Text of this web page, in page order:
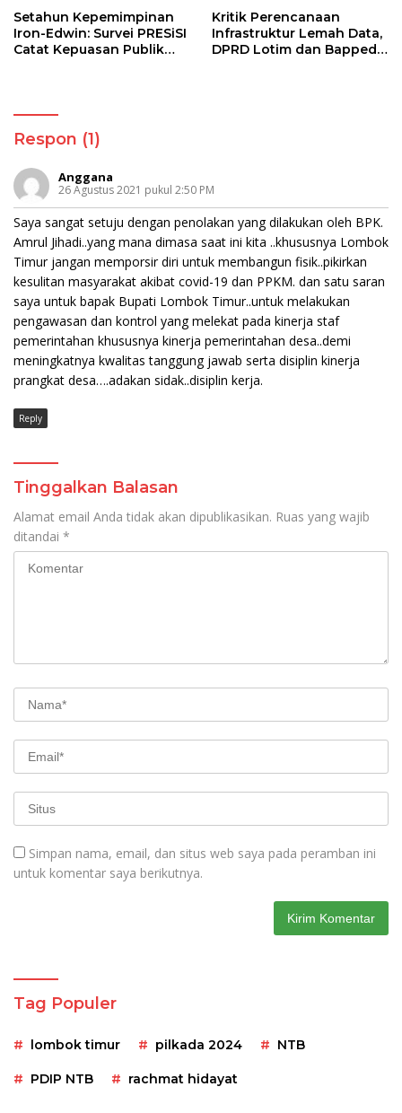
Sekadar Diklaim
Setahun Kepemimpinan
Iron-Edwin: Survei PRESiSI
Catat Kepuasan Publik
Kritik Perencanaan
Infrastruktur Lemah Data,
DPRD Lotim dan Bappeda
Respon (1)
Anggana
26 Agustus 2021 pukul 2:50 PM
Saya sangat setuju dengan penolakan yang dilakukan oleh BPK.
Amrul Jihadi..yang mana dimasa saat ini kita ..khususnya Lombok
Timur jangan memporsir diri untuk membangun fisik..pikirkan
kesulitan masyarakat akibat covid-19 dan PPKM. dan satu saran
saya untuk bapak Bupati Lombok Timur..untuk melakukan
pengawasan dan kontrol yang melekat pada kinerja staf
pemerintahan khususnya kinerja pemerintahan desa..demi
meningkatnya kwalitas tanggung jawab serta disiplin kinerja
prangkat desa….adakan sidak..disiplin kerja.
Reply
Tinggalkan Balasan
Alamat email Anda tidak akan dipublikasikan. Ruas yang wajib
ditandai *
Simpan nama, email, dan situs web saya pada peramban ini
untuk komentar saya berikutnya.
Tag Populer
lombok timur pilkada 2024 NTB
PDIP NTB rachmat hidayat